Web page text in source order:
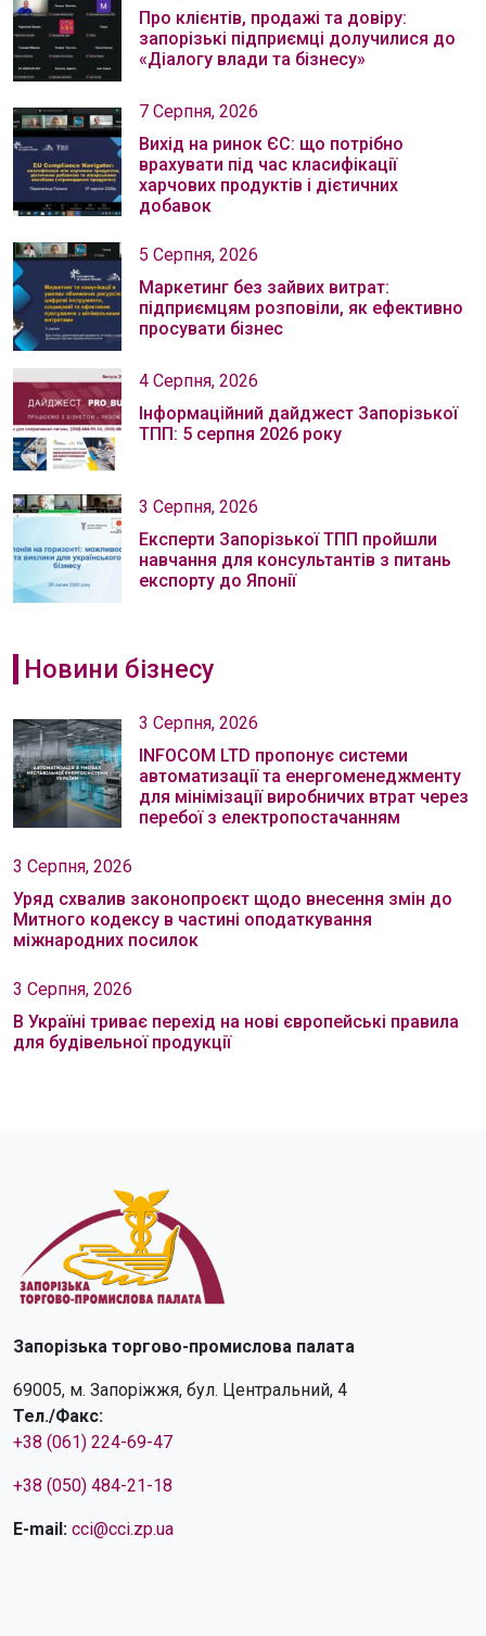
Про клієнтів, продажі та довіру:
запорізькі підприємці долучилися до
«Діалогу влади та бізнесу»
7 Серпня, 2026
Вихід на ринок ЄС: що потрібно
врахувати під час класифікації
харчових продуктів і дієтичних
добавок
5 Серпня, 2026
Маркетинг без зайвих витрат:
підприємцям розповіли, як ефективно
просувати бізнес
4 Серпня, 2026
Інформаційний дайджест Запорізької
ТПП: 5 серпня 2026 року
3 Серпня, 2026
Експерти Запорізької ТПП пройшли
навчання для консультантів з питань
експорту до Японії
Новини бізнесу
3 Серпня, 2026
INFOCOM LTD пропонує системи
автоматизації та енергоменеджменту
для мінімізації виробничих втрат через
перебої з електропостачанням
3 Серпня, 2026
Уряд схвалив законопроєкт щодо внесення змін до
Митного кодексу в частині оподаткування
міжнародних посилок
3 Серпня, 2026
В Україні триває перехід на нові європейські правила
для будівельної продукції
Запорізька торгово-промислова палата
69005, м. Запоріжжя, бул. Центральний, 4
Тел./Факс:
+38 (061) 224-69-47
+38 (050) 484-21-18
E-mail: cci@cci.zp.ua